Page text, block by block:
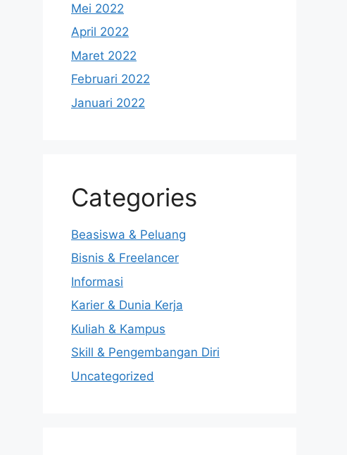
Mei 2022
April 2022
Maret 2022
Februari 2022
Januari 2022
Categories
Beasiswa & Peluang
Bisnis & Freelancer
Informasi
Karier & Dunia Kerja
Kuliah & Kampus
Skill & Pengembangan Diri
Uncategorized